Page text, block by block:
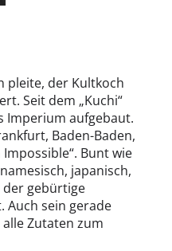
pleite, der Kultkoch
Seit dem „Kuchi“
Imperium aufgebaut.
Baden-Baden,
Impossible“. Bunt wie
japanisch,
der gebürtige
Auch sein gerade
Zutaten zum